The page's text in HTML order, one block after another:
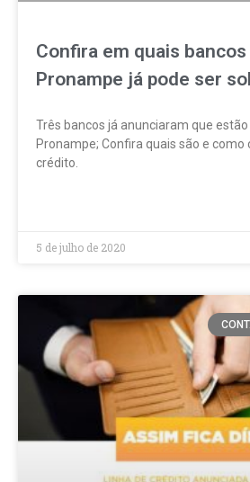
Confira em quais
Pronampe já pode ser
Três bancos já anunciaram que
Pronampe; Confira quais são e como
crédito.
5 de julho de 2020